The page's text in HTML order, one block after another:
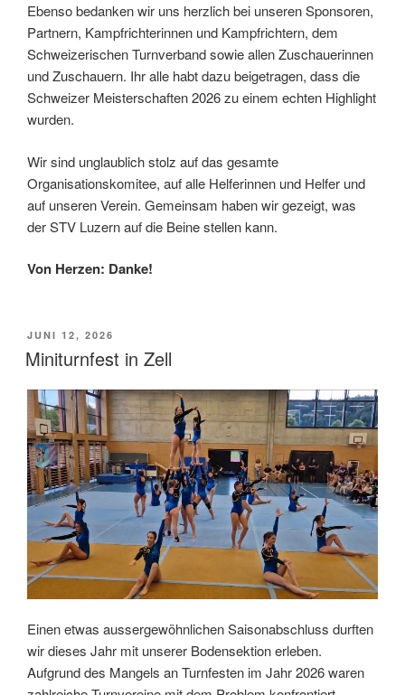
Ebenso bedanken wir uns herzlich bei unseren Sponsoren,
Partnern, Kampfrichterinnen und Kampfrichtern, dem
Schweizerischen Turnverband sowie allen Zuschauerinnen
und Zuschauern. Ihr alle habt dazu beigetragen, dass die
Schweizer Meisterschaften 2026 zu einem echten Highlight
wurden.
Wir sind unglaublich stolz auf das gesamte
Organisationskomitee, auf alle Helferinnen und Helfer und
auf unseren Verein. Gemeinsam haben wir gezeigt, was
der STV Luzern auf die Beine stellen kann.
Von Herzen: Danke!
VERÖFFENTLICHT
AM
JUNI 12, 2026
Miniturnfest in Zell
Einen etwas aussergewöhnlichen Saisonabschluss durften
wir dieses Jahr mit unserer Bodensektion erleben.
Aufgrund des Mangels an Turnfesten im Jahr 2026 waren